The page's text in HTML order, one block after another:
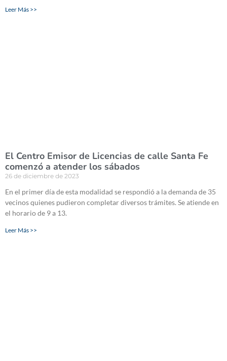
Leer Más >>
El Centro Emisor de Licencias de calle Santa Fe
comenzó a atender los sábados
26 de diciembre de 2023
En el primer día de esta modalidad se respondió a la demanda de 35
vecinos quienes pudieron completar diversos trámites. Se atiende en
el horario de 9 a 13.
Leer Más >>